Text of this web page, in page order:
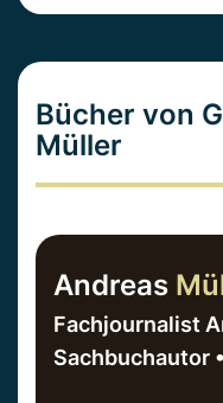
Bücher von
Müller
Andreas
Fachjournalist
Sachbuchautor